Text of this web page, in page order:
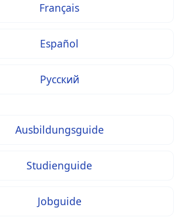
Français
Español
Русский
Ausbildungsguide
Studienguide
Jobguide